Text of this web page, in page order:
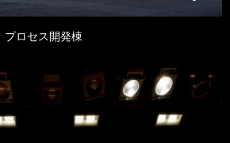
ロセス開発棟